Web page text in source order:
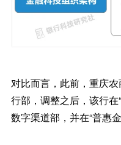
对比而言，此前，重庆农
行部，调整之后，该行在
数字渠道部，并在“普惠